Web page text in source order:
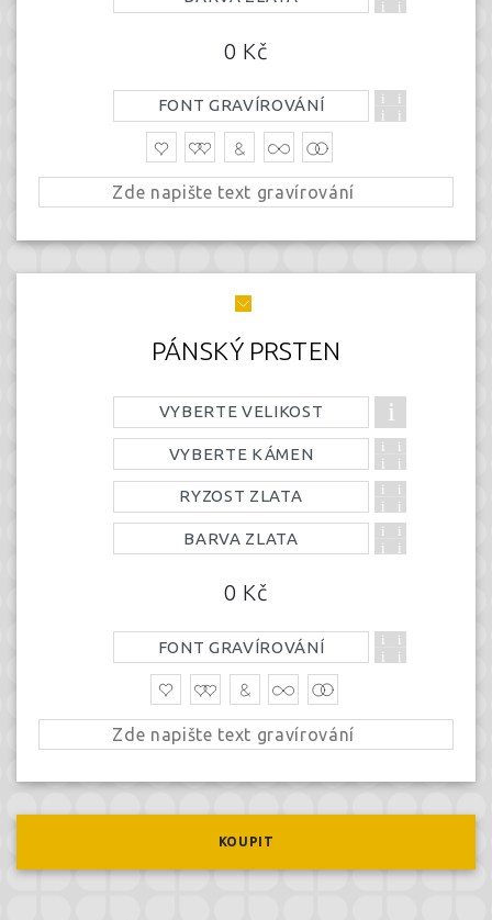
0 Kč
FONT GRAVÍROVÁNÍ
PÁNSKÝ PRSTEN
VYBERTE VELIKOST
VYBERTE KÁMEN
RYZOST ZLATA
BARVA ZLATA
0 Kč
FONT GRAVÍROVÁNÍ
KOUPIT